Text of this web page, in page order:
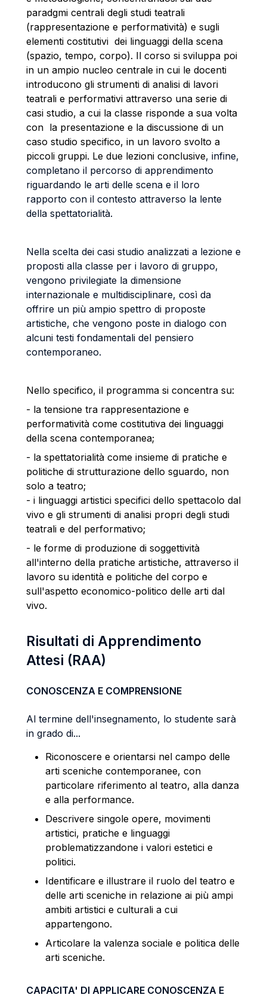
paradgmi centrali degli studi teatrali
(rappresentazione e performatività) e sugli
elementi costitutivi dei linguaggi della scena
(spazio, tempo, corpo). Il corso si sviluppa poi
in un ampio nucleo centrale in cui le docenti
introducono gli strumenti di analisi di lavori
teatrali e performativi attraverso una serie di
casi studio, a cui la classe risponde a sua volta
con la presentazione e la discussione di un
caso studio specifico, in un lavoro svolto a
piccoli gruppi. Le due lezioni conclusive, infine,
completano il percorso di apprendimento
riguardando le arti delle scena e il loro
rapporto con il contesto attraverso la lente
della spettatorialità.
Nella scelta dei casi studio analizzati a lezione e
proposti alla classe per i lavoro di gruppo,
vengono privilegiate la dimensione
internazionale e multidisciplinare, così da
offrire un più ampio spettro di proposte
artistiche, che vengono poste in dialogo con
alcuni testi fondamentali del pensiero
contemporaneo.
Nello specifico, il programma si concentra su:
- la tensione tra rappresentazione e
performatività come costitutiva dei linguaggi
della scena contemporanea;
- la spettatorialità come insieme di pratiche e
politiche di strutturazione dello sguardo, non
solo a teatro;
- i linguaggi artistici specifici dello spettacolo dal
vivo e gli strumenti di analisi propri degli studi
teatrali e del performativo;
- le forme di produzione di soggettività
all'interno della pratiche artistiche, attraverso il
lavoro su identità e politiche del corpo e
sull'aspetto economico-politico delle arti dal
vivo.
Risultati di Apprendimento
Attesi (RAA)
CONOSCENZA E COMPRENSIONE
Al termine dell'insegnamento, lo studente sarà
in grado di...
Riconoscere e orientarsi nel campo delle
arti sceniche contemporanee, con
particolare riferimento al teatro, alla danza
e alla performance.
Descrivere singole opere, movimenti
artistici, pratiche e linguaggi
problematizzandone i valori estetici e
politici.
Identificare e illustrare il ruolo del teatro e
delle arti sceniche in relazione ai più ampi
ambiti artistici e culturali a cui
appartengono.
Articolare la valenza sociale e politica delle
arti sceniche.
CAPACITA' DI APPLICARE CONOSCENZA E